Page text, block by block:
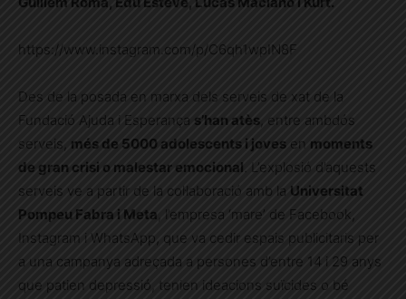
https://www.instagram.com/p/C6qh1wpIN8F
Des de la posada en marxa dels serveis de xat de la
Fundació Ajuda i Esperança s’han atès, entre ambdós
serveis, més de 5000 adolescents i joves en moments
de gran crisi o malestar emocional . L’explosió d’aquests
serveis ve a partir de la col·laboració amb la Universitat
Pompeu Fabra i Meta
, l’empresa ‘mare’ de Facebook,
Instagram i WhatsApp, que va cedir espais publicitaris per
a una campanya adreçada a persones d’entre 14 i 29 anys
que patien depressió, tenien ideacions suïcides o bé